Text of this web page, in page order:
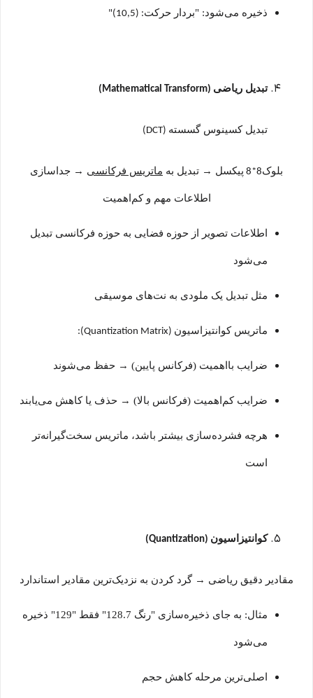
ذخیره می‌شود: "بردار حرکت: (10,5)"
تبدیل ریاضی (Mathematical Transform)
تبدیل کسینوس گسسته (DCT)
بلوک8*8 پیکسل → تبدیل به ماتریس فرکانسی → جداسازی
اطلاعات مهم و کم‌اهمیت
اطلاعات تصویر از حوزه فضایی به حوزه فرکانسی تبدیل
می‌شود
مثل تبدیل یک ملودی به نت‌های موسیقی
ماتریس کوانتیزاسیون (Quantization Matrix):
ضرایب بااهمیت (فرکانس پایین) → حفظ می‌شوند
ضرایب کم‌اهمیت (فرکانس بالا) → حذف یا کاهش می‌یابند
هرچه فشرده‌سازی بیشتر باشد، ماتریس سخت‌گیرانه‌تر
است
کوانتیزاسیون (Quantization)
مقادیر دقیق ریاضی → گرد کردن به نزدیک‌ترین مقادیر استاندارد
مثال: به جای ذخیره‌سازی "رنگ 128.7" فقط "129" ذخیره
می‌شود
اصلی‌ترین مرحله کاهش حجم